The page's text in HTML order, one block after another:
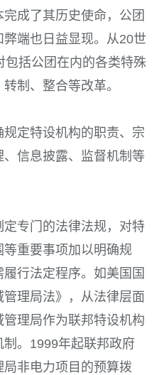
成了其历史使命，公团
端也日益显现。从20世
包括公团在内的各类特殊
制、整合等改革。
定特设机构的职责、宗
信息披露、监督机制等
专门的法律法规，对特
重要事项加以明确规
行法定程序。如美国国
理局法》，从法律层面
理局作为联邦特设机构
。1999年起联邦政府
非电力项目的预算拨